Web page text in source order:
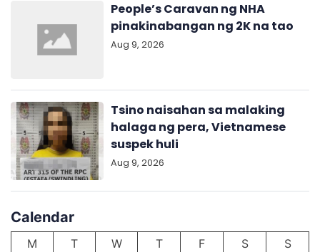
People’s Caravan ng NHA
pinakinabangan ng 2K na tao
Aug 9, 2026
Tsino naisahan sa malaking
halaga ng pera, Vietnamese
suspek huli
Aug 9, 2026
Calendar
M T W T F S S